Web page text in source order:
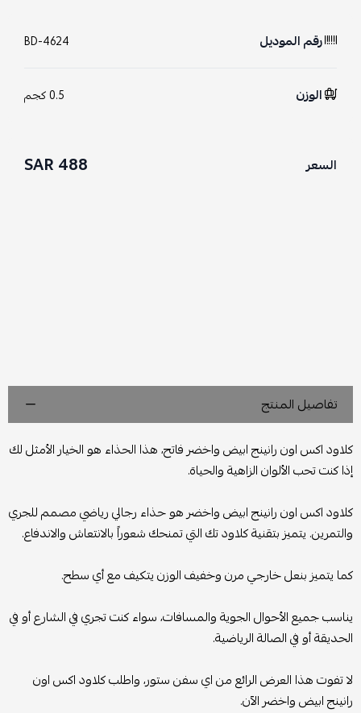
رقم الموديل BD-4624
الوزن 0.5 كجم
السعر 488 SAR
تفاصيل المنتج
كلاود اكس اون رانينج ابيض واخضر فاتح، هذا الحذاء هو الخيار الأمثل لك
إذا كنت تحب الألوان الزاهية والحياة.
كلاود اكس اون رانينج ابيض واخضر هو حذاء رجالي رياضي مصمم للجري
والتمرين. يتميز بتقنية كلاود تك التي تمنحك شعوراً بالانتعاش والاندفاع.
كما يتميز بنعل خارجي مرن وخفيف الوزن يتكيف مع أي سطح.
يناسب جميع الأحوال الجوية والمسافات، سواء كنت تجري في الشارع أو في
الحديقة أو في الصالة الرياضية.
لا تفوت هذا العرض الرائع من اي سفن ستور، واطلب كلاود اكس اون
رانينج ابيض واخضر الآن.